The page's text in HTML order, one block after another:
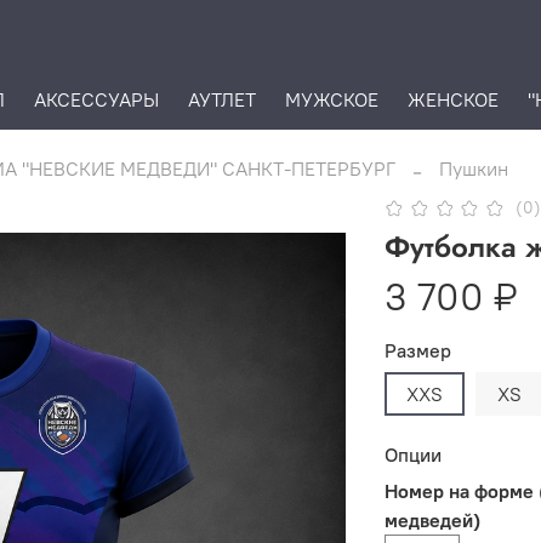
АКСЕССУАРЫ АУТЛЕТ МУЖСКОЕ ЖЕНСКОЕ
"НЕВСКИЕ МЕДВЕДИ" САНКТ-ПЕТЕРБУРГ Пушкин
(0)
Футболка
3 700 ₽
Размер
XXS
XS
Опции
Номер на форме
медведей)